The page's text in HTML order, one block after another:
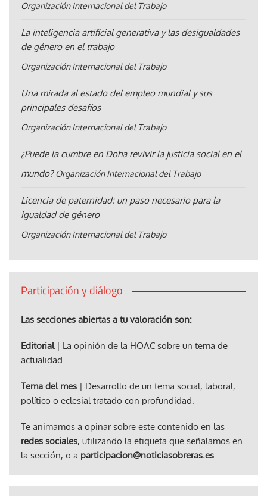
Organización Internacional del Trabajo
La inteligencia artificial generativa y las desigualdades
de género en el trabajo
Organización Internacional del Trabajo
Una mirada al estado del empleo mundial y sus
principales desafíos
Organización Internacional del Trabajo
¿Puede la cumbre en Doha revivir la justicia social en el
mundo? Organización Internacional del Trabajo
Licencia de paternidad: un paso necesario para la
igualdad de género
Organización Internacional del Trabajo
Participación y diálogo
Las secciones abiertas a tu valoración son:
Editorial| La opinión de la HOAC sobre un tema de
actualidad.
Tema del mes | Desarrollo de un tema social, laboral,
político o eclesial tratado con profundidad.
Te animamos a opinar sobre este contenido en las
redes sociales, utilizando la etiqueta que señalamos en
la sección, o a participacion@noticiasobreras.es